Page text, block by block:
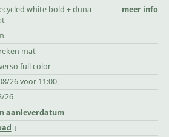
white bold + duna
meer info
mat
full color
26 voor 11:00
26
aanleverdatum